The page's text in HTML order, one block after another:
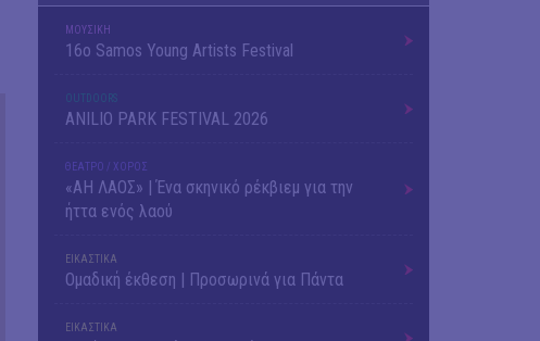
ΜΟΥΣΙΚΗ
16o Samos Young Artists Festival
OUTDΟORS
ANILIO PARK FESTIVAL 2026
ΘΕΑΤΡΟ / ΧΟΡΟΣ
«ΑΗ ΛΑΟΣ» | Ένα σκηνικό ρέκβιεμ για την
ήττα ενός λαού
ΕΙΚΑΣΤΙΚΑ
Ομαδική έκθεση | Προσωρινά για Πάντα
ΕΙΚΑΣΤΙΚΑ